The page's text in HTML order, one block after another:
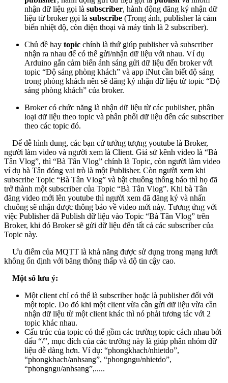
nhận dữ liệu gọi là subscriber, hành động đăng ký nhận dữ
liệu từ broker gọi là subscribe (Trong ảnh, publisher là cảm
biến nhiệt độ, còn điện thoại và máy tính là 2 subscriber).
Chủ đề hay topic chính là thứ giúp publisher và subscriber
nhận ra nhau để có thể gửi/nhận dữ liệu với nhau. Ví dụ
Arduino gắn cảm biến ánh sáng gửi dữ liệu đến broker với
topic “Độ sáng phòng khách” và app iNut cần biết độ sáng
trong phòng khách nên sẽ đăng ký nhận dữ liệu từ topic “Độ
sáng phòng khách” của broker.
Broker có chức năng là nhận dữ liệu từ các publisher, phân
loại dữ liệu theo topic và phân phối dữ liệu đến các subscriber
theo các topic đó.
Để dễ hình dung, các bạn cứ tưởng tượng youtube là Broker,
người làm video và người xem là Client. Giả sử kênh video là “Bà
Tân Vlog”, thì “Bà Tân Vlog” chính là Topic, còn người làm video
ví dụ bà Tân đóng vai trò là một Publisher. Còn người xem khi
subscribe Topic “Bà Tân Vlog” và bật chuông thông báo thì họ đã
trở thành một subscriber của Topic “Bà Tân Vlog”. Khi bà Tân
đăng video mới lên youtube thì người xem đã đăng ký và nhấn
chuông sẽ nhận được thông báo về video mới này. Tương ứng với
việc Publisher đã Publish dữ liệu vào Topic “Bà Tân Vlog” trên
Broker, khi đó Broker sẽ gửi dữ liệu đến tất cả các subscriber của
Topic này.
Ưu điểm của MQTT là khả năng được sử dụng trong mạng lưới
không ổn định với băng thông thấp và độ tin cậy cao.
Một số lưu ý:
Một client chỉ có thể là subscriber hoặc là publisher đối với
một topic. Do đó khi một client vừa cần gửi dữ liệu vừa cần
nhận dữ liệu từ một client khác thì nó phải tương tác với 2
topic khác nhau.
Cấu trúc của topic có thể gồm các trường topic cách nhau bởi
dấu “/”, mục đích của các trường này là giúp phân nhóm dữ
liệu dễ dàng hơn. Ví dụ: “phongkhach/nhietdo”,
“phongkhach/anhsang”, “phongngu/nhietdo”,
“phongngu/anhsang”,.....